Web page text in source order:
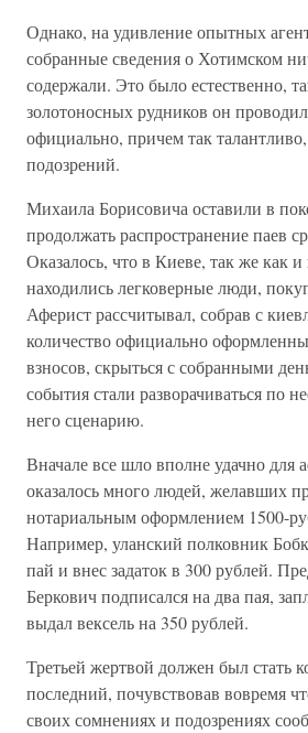
Однако, на удивление опытных
собранные сведения о Хотимском
содержали. Это было естественно,
золотоносных рудников он
официально, причем так
подозрений.
Михаила Борисовича оставили в
продолжать распространение паев
Оказалось, что в Киеве, так же как
находились легковерные люди,
Аферист рассчитывал, собрав с
количество официально
взносов, скрыться с собранными
события стали разворачиваться по
него сценарию.
Вначале все шло вполне удачно для
оказалось много людей, желавших
нотариальным оформлением 1500-
Например, уланский полковник
пай и внес задаток в 300 рублей.
Беркович подписался на два пая,
выдал вексель на 350 рублей.
Третьей жертвой должен был стать
последний, почувствовав вовремя
своих сомнениях и подозрениях